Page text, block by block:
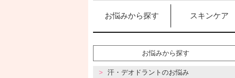
お悩みから探す スキンケア
お悩みから探す
汗・デオドラントのお悩み